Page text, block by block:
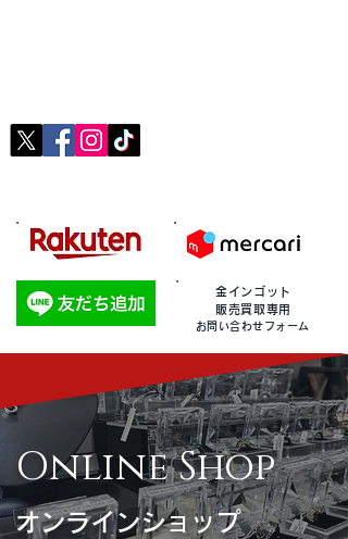
金インゴット
販売買取専用
お問い合わせフォーム
Online Shop
オンラインショップ